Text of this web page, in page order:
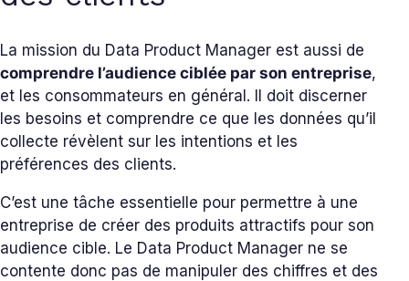
La mission du Data Product Manager est aussi de
comprendre l’audience ciblée par son entreprise,
et les consommateurs en général. Il doit discerner
les besoins et comprendre ce que les données qu’il
collecte révèlent sur les intentions et les
préférences des clients.
C’est une tâche essentielle pour permettre à une
entreprise de créer des produits attractifs pour son
audience cible. Le Data Product Manager ne se
contente donc pas de manipuler des chiffres et des